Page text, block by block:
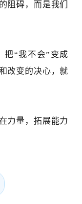
阻碍，而是我们
把“我不会”变成
改变的决心，就
力量，拓展能力